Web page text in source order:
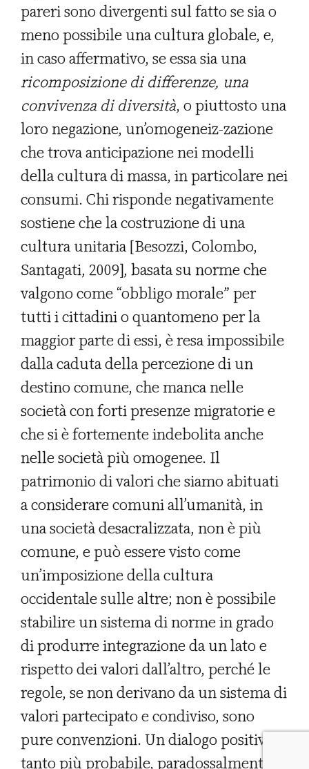
pareri sono divergenti sul fatto se sia o
meno possibile una cultura globale, e,
in caso affermativo, se essa sia una
ricomposizione di differenze, una
convivenza di diversità, o piuttosto una
loro negazione, un’omogeneiz-zazione
che trova anticipazione nei modelli
della cultura di massa, in particolare nei
consumi. Chi risponde negativamente
sostiene che la costruzione di una
cultura unitaria [Besozzi, Colombo,
Santagati, 2009], basata su norme che
valgono come “obbligo morale” per
tutti i cittadini o quantomeno per la
maggior parte di essi, è resa impossibile
dalla caduta della percezione di un
destino comune, che manca nelle
società con forti presenze migratorie e
che si è fortemente indebolita anche
nelle società più omogenee. Il
patrimonio di valori che siamo abituati
a considerare comuni all’umanità, in
una società desacralizzata, non è più
comune, e può essere visto come
un’imposizione della cultura
occidentale sulle altre; non è possibile
stabilire un sistema di norme in grado
di produrre integrazione da un lato e
rispetto dei valori dall’altro, perché le
regole, se non derivano da un sistema di
valori partecipato e condiviso, sono
pure convenzioni. Un dialogo positivo è
tanto più probabile, paradossalmente,